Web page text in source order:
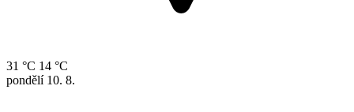
31 °C 14 °C
pondělí 10. 8.